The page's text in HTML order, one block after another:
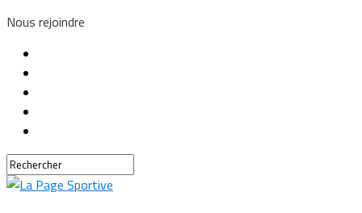
Nous rejoindre